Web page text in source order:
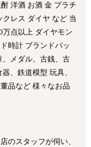
洋酒 お酒 金 プラチ
レス ダイヤ など 当
万点以上 ダイヤモン
時計 ブランドバッ
メダル、古銭、古
、鉄道模型 玩具、
品など 様々なお品
のスタッフが伺い、